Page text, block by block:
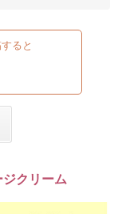
ると
クリーム